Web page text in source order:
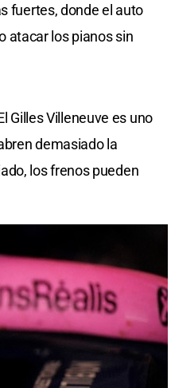
fuertes, donde el auto
atacar los pianos sin
Gilles Villeneuve es uno
demasiado la
los frenos pueden